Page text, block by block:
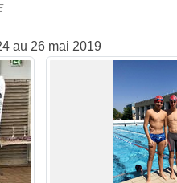
au 26 mai 2019